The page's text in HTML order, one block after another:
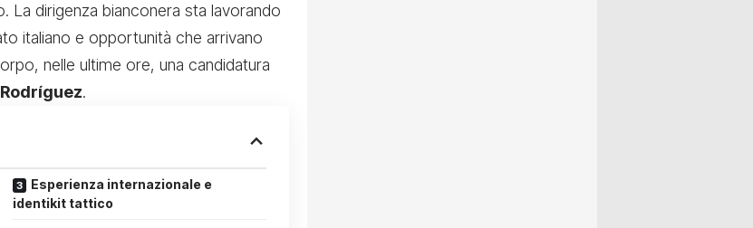
La dirigenza bianconera sta lavorando
italiano e opportunità che arrivano
nelle ultime ore, una candidatura
.
Esperienza internazionale e
identikit tattico